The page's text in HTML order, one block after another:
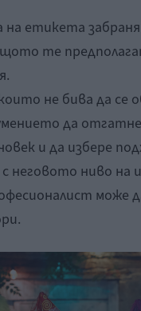
на етикета
те
не бива да се
да
и да избере
неговото ниво
може